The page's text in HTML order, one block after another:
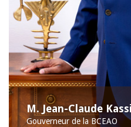
M. Jean-Claude
Gouverneur de la BCEAO